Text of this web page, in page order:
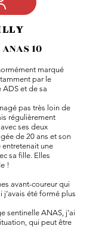
10
marqué
par le
ADS et de sa
pas très loin de
régulièrement
ses deux
de 20 ans et son
entretenait une
sa fille. Elles
!
avant-coureur qui
j’avais été formé plus
sentinelle ANAS, j’ai
qui peut être